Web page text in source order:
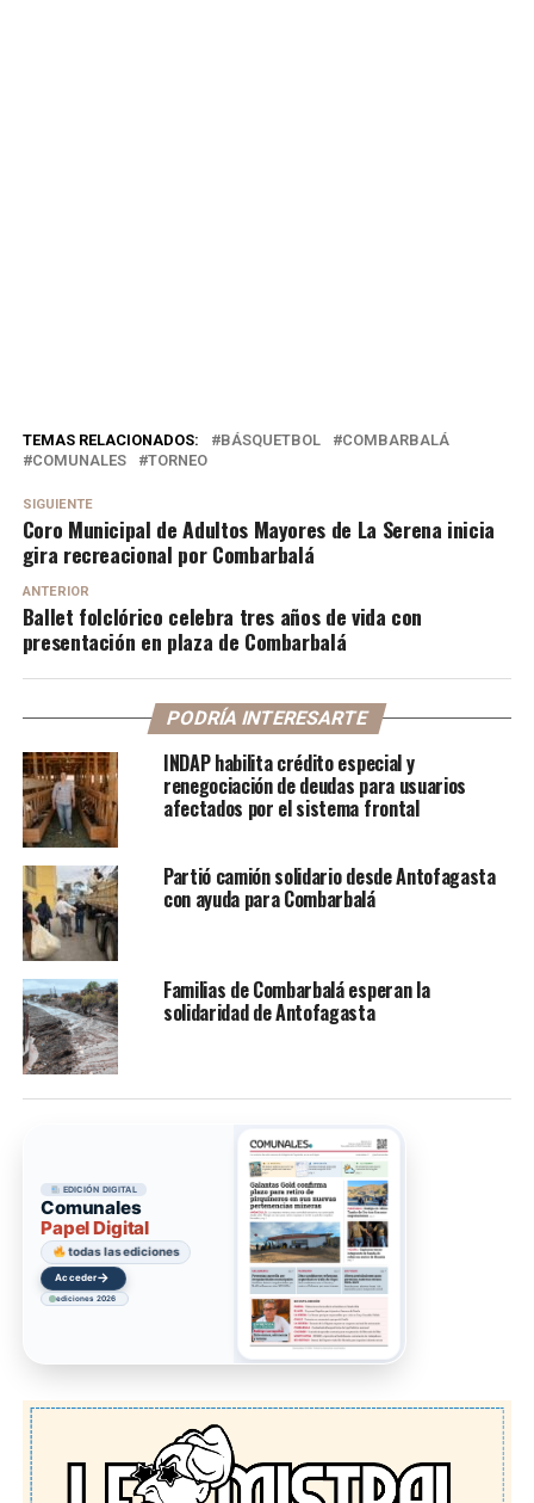
TEMAS RELACIONADOS: BÁSQUETBOL
COMBARBALÁ
COMUNALES
TORNEO
SIGUIENTE
Coro Municipal de Adultos Mayores de La Serena inicia
gira recreacional por Combarbalá
ANTERIOR
Ballet folclórico celebra tres años de vida con
presentación en plaza de Combarbalá
PODRÍA INTERESARTE
INDAP habilita crédito especial y
renegociación de deudas para usuarios
afectados por el sistema frontal
Partió camión solidario desde Antofagasta
con ayuda para Combarbalá
Familias de Combarbalá esperan la
solidaridad de Antofagasta
EDICIÓN DIGITAL
Comunales
Papel Digital
todas las ediciones
Acceder→
ediciones 2026